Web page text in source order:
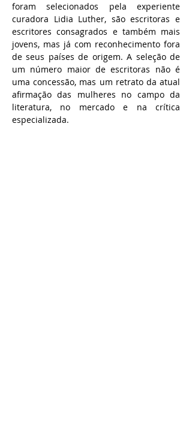
foram selecionados pela experiente
curadora Lidia Luther, são escritoras e
escritores consagrados e também mais
jovens, mas já com reconhecimento fora
de seus países de origem. A seleção de
um número maior de escritoras não é
uma concessão, mas um retrato da atual
afirmação das mulheres no campo da
literatura, no mercado e na crítica
especializada.